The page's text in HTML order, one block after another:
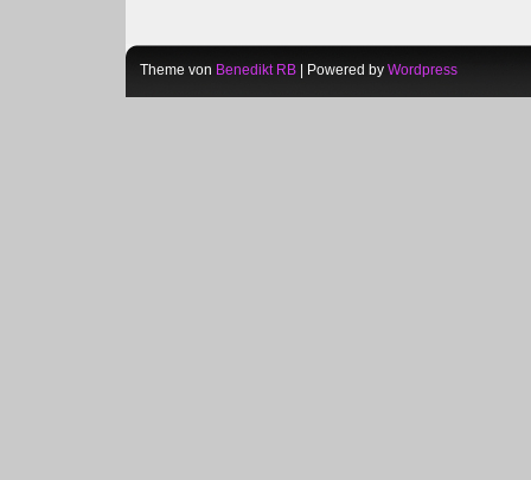
Theme von Benedikt RB | Powered by Wordpress